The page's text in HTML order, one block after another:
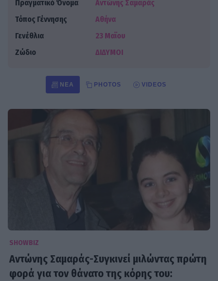
Πραγματικό Όνομα
Αντώνης Σαμαράς
Τόπος Γέννησης
Αθήνα
Γενέθλια
23 Μαϊου
Ζώδιο
ΔΙΔΥΜΟΙ
ΝΈΑ PHOTOS VIDEOS
SHOWBIZ
Αντώνης Σαμαράς-Συγκινεί μιλώντας πρώτη
φορά για τον θάνατο της κόρης του: